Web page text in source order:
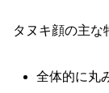
タヌキ顔の主な
全体的に丸